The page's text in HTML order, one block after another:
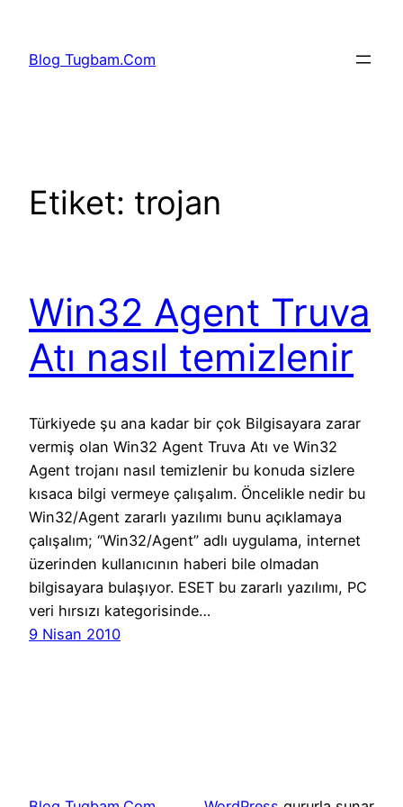
Blog Tugbam.Com
Etiket: trojan
Win32 Agent Truva
Atı nasıl temizlenir
Türkiyede şu ana kadar bir çok Bilgisayara zarar
vermiş olan Win32 Agent Truva Atı ve Win32
Agent trojanı nasıl temizlenir bu konuda sizlere
kısaca bilgi vermeye çalışalım. Öncelikle nedir bu
Win32/Agent zararlı yazılımı bunu açıklamaya
çalışalım; “Win32/Agent” adlı uygulama, internet
üzerinden kullanıcının haberi bile olmadan
bilgisayara bulaşıyor. ESET bu zararlı yazılımı, PC
veri hırsızı kategorisinde…
9 Nisan 2010